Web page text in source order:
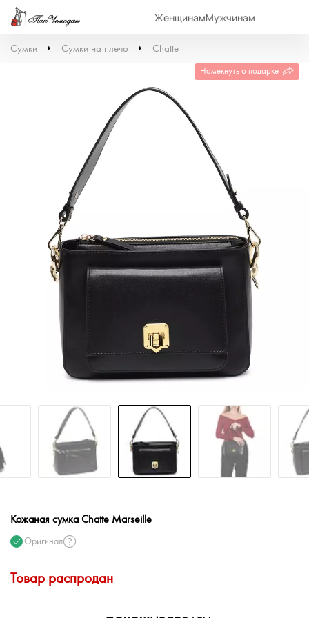
ЖенщинамМужчинам
Сумки Сумки на плечо Chatte
Намекнуть о подарке
Кожаная сумка Chatte Marseille
Оригинал
Товар распродан